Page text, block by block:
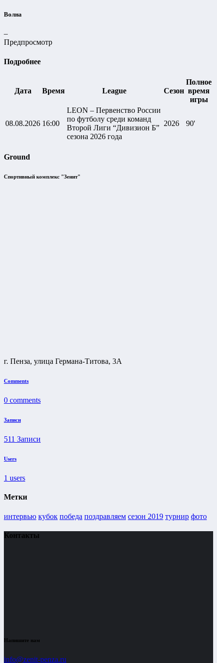
Волна
–
Предпросмотр
Подробнее
Дата Время League Сезон
Полное
время
игры
08.08.2026 16:00
LEON – Первенство России
по футболу среди команд
Второй Лиги “Дивизион Б”
сезона 2026 года
2026 90'
Ground
Спортивный комплекс "Зенит"
г. Пенза, улица Германа-Титова, 3А
Comments
0 comments
Записи
511 Записи
Users
1 users
Метки
интервью кубок победа поздравляем сезон 2019 турнир фото
Контакты
Напишите нам
info@zenit-penza.ru